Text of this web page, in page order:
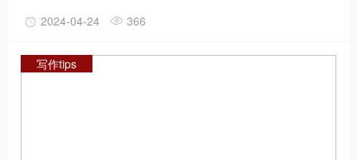
批判性思维如何在写作中大显身手，让你的文章瞬间升级吧！
2024-04-24 366
写作tips